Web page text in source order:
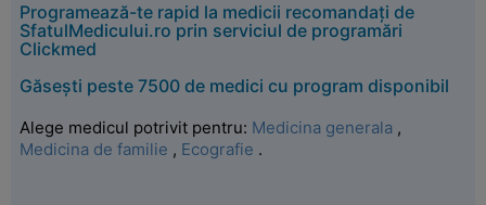
Programează-te rapid la medicii recomandați de
SfatulMedicului.ro prin serviciul de programări
Clickmed
Găsești peste 7500 de medici cu program disponibil
Alege medicul potrivit pentru: Medicina generala ,
Medicina de familie , Ecografie .